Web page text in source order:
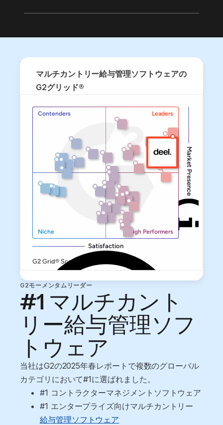
G2モーメンタムリーダー
#1 マルチカント
リー給与管理ソフ
トウェア
当社はG2の2025年春レポートで複数のグローバル
カテゴリにおいて#1に選ばれました。
#1 コントラクターマネジメントソフトウェア
#1 エンタープライズ向けマルチカントリー
給与管理ソフトウェア
マルチカントリー給与管理ソフトウェアの
G2グリッド®